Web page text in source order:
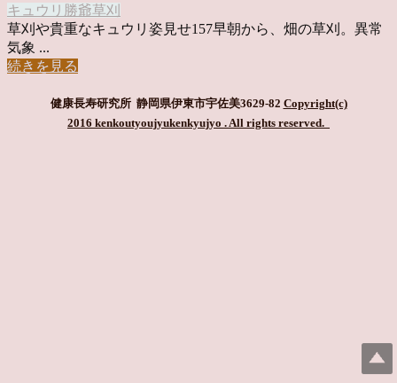
キュウリ 勝爺草刈
草刈や貴重なキュウリ姿見せ157早朝から、畑の草刈。異常
気象 ...
続きを見る
健康長寿研究所 静岡県伊東市宇佐美3629-82 Copyright(c)
2016 kenkoutyoujyukenkyujyo . All rights reserved.